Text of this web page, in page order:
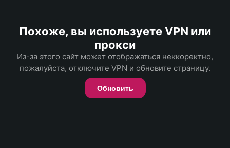
Похоже, вы используете VPN или
прокси
Из-за этого сайт может отображаться неккоректно,
пожалуйста, отключите VPN и обновите страницу.
Обновить